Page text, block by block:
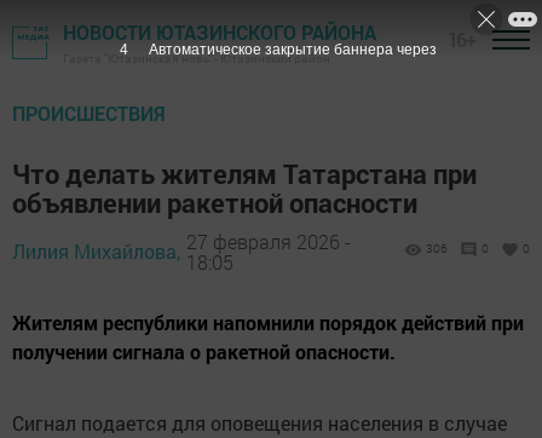
НОВОСТИ ЮТАЗИНСКОГО РАЙОНА
Газета "Ютазинская новь" - Ютазинский район
ПРОИСШЕСТВИЯ
Что делать жителям Татарстана при
объявлении ракетной опасности
Лилия Михайлова, 27 февраля 2026 -
18:05
306 0 0
Жителям республики напомнили порядок действий при
получении сигнала о ракетной опасности.
Сигнал подается для оповещения населения в случае
3 Автоматическое закрытие баннера через